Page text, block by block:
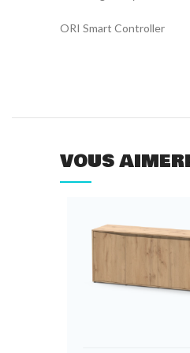
ORI Smart Controller
VOUS